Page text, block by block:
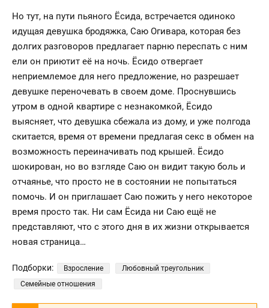
Но тут, на пути пьяного Ёсида, встречается одиноко
идущая девушка бродяжка, Саю Огивара, которая без
долгих разговоров предлагает парню переспать с ним
ели он приютит её на ночь. Ёсидо отвергает
неприемлемое для него предложение, но разрешает
девушке переночевать в своем доме. Проснувшись
утром в одной квартире с незнакомкой, Ёсидо
выясняет, что девушка сбежала из дому, и уже полгода
скитается, время от времени предлагая секс в обмен на
возможность переиначивать под крышей. Ёсидо
шокирован, но во взгляде Саю он видит такую боль и
отчаянье, что просто не в состоянии не попытаться
помочь. И он приглашает Саю пожить у него некоторое
время просто так. Ни сам Ёсида ни Саю ещё не
представляют, что с этого дня в их жизни открывается
новая страница…
Подборки: Взросление
Любовный треугольник
Семейные отношения